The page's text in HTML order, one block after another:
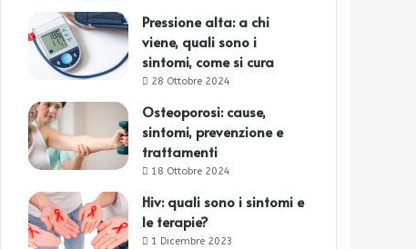
Pressione alta: a chi
viene, quali sono i
sintomi, come si cura
28 Ottobre 2024
Osteoporosi: cause,
sintomi, prevenzione e
trattamenti
18 Ottobre 2024
Hiv: quali sono i sintomi e
le terapie?
1 Dicembre 2023